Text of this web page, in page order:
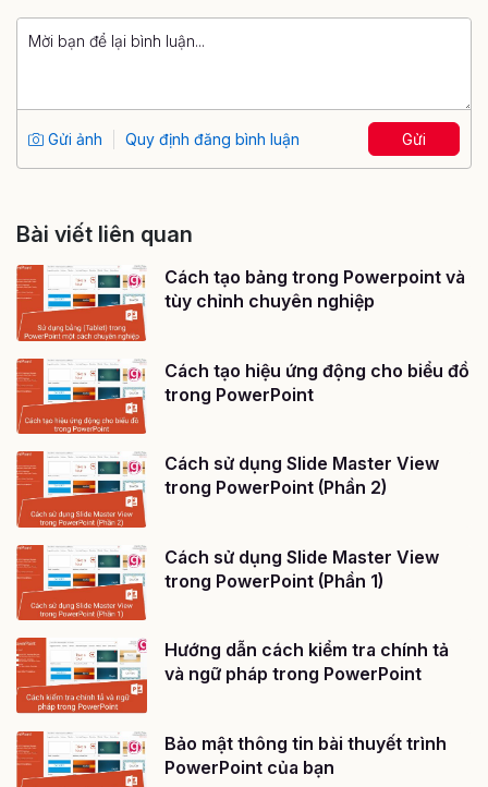
Gửi ảnh Quy định đăng bình luận Gửi
Bài viết liên quan
Cách tạo bảng trong Powerpoint và
tùy chỉnh chuyên nghiệp
Cách tạo hiệu ứng động cho biểu đồ
trong PowerPoint
Cách sử dụng Slide Master View
trong PowerPoint (Phần 2)
Cách sử dụng Slide Master View
trong PowerPoint (Phần 1)
Hướng dẫn cách kiểm tra chính tả
và ngữ pháp trong PowerPoint
Bảo mật thông tin bài thuyết trình
PowerPoint của bạn